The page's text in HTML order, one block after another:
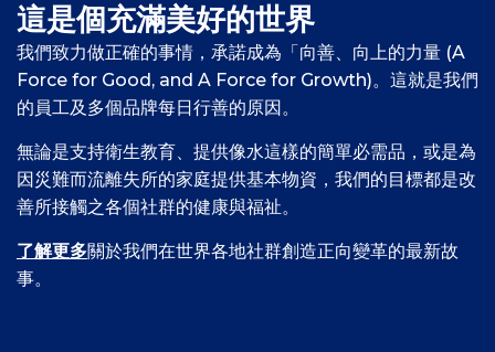
這是個充滿美好的世界
我們致力做正確的事情，承諾成為「向善、向上的力量 (A
Force for Good, and A Force for Growth)。這就是我們
的員工及多個品牌每日行善的原因。
無論是支持衛生教育、提供像水這樣的簡單必需品，或是為
因災難而流離失所的家庭提供基本物資，我們的目標都是改
善所接觸之各個社群的健康與福祉。
了解更多關於我們在世界各地社群創造正向變革的最新故
事。